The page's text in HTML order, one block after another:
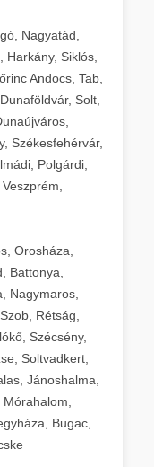
Nagyatád,
Harkány, Siklós,
Andocs, Tab,
Solt,
Székesfehérvár,
Polgárdi,
Orosháza,
Battonya,
Nagymaros,
Rétság,
Szécsény,
Soltvadkert,
Jánoshalma,
Bugac,